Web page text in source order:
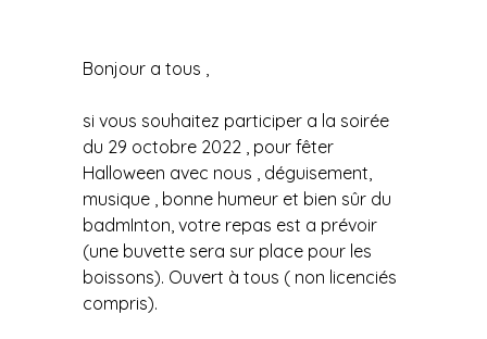
Bonjour a tous ,
si vous souhaitez participer a la soirée
du 29 octobre 2022 , pour fêter
Halloween avec nous , déguisement,
musique , bonne humeur et bien sûr du
badmInton, votre repas est a prévoir
(une buvette sera sur place pour les
boissons). Ouvert à tous ( non licenciés
compris).